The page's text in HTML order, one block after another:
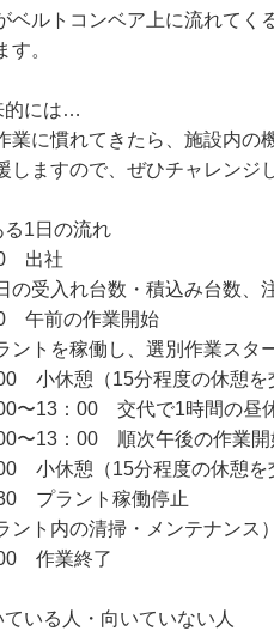
的には…
ベルトコンベア上に流れて
的には…
業に慣れてきたら、施設内
る1日の流れ
　出社
の受入れ台数・積込み台数
　午前の作業開始
ラントを稼働し、選別作業スタ
00　小休憩（15分程度の休憩
00〜13：00　交代で1時間の昼
00〜13：00　順次午後の作業
00　小休憩（15分程度の休憩
30　プラント稼働停止
ラント内の清掃・メンテナンス
00　作業終了